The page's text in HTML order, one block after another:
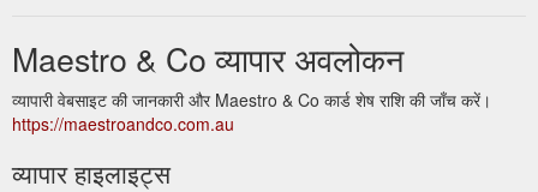
Maestro & Co व्यापार अवलोकन
व्यापारी वेबसाइट की जानकारी और Maestro & Co कार्ड शेष राशि की जाँच करें।
https://maestroandco.com.au
व्यापार हाइलाइट्स